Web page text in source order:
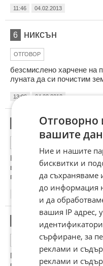
11:46 04.02.2013
6 никсън
ОТГОВОР
безсмислено харчене на
луната да си почистим
13:09 04.02.2013
Калоян Гроздев
Как ли... всички гледате
вървим по пътя на
година ще сме на Марс и
04.02.2013
ОТГОВОР
Продавом къща на Луната
Отговорно
вашите
Ние и нашите
бисквитки и
да съхраняваме
до информация
и да
вашия IP адрес,
сърфиране, за
реклами и
реклами и